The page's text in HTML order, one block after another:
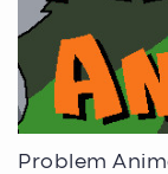
Problem